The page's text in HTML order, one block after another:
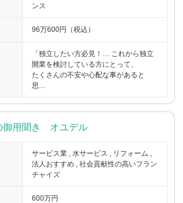
ンス
96万600円（税込）
「独立したい方必見！… これから独立
開業を検討している方にとって、
たくさんの不安や心配な事があると
思…
御用聞き オユデル
サービス業 , 水サービス , リフォーム ,
法人おすすめ , 社会貢献性の高いフラン
チャイズ
600万円